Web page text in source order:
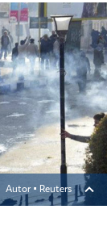
Autor ▪ Reuters